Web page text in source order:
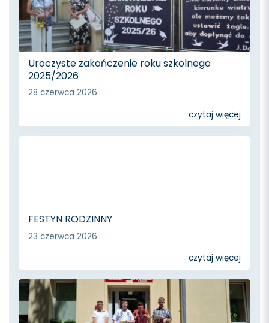
Uroczyste zakończenie roku szkolnego
2025/2026
28 czerwca 2026
czytaj więcej
FESTYN RODZINNY
23 czerwca 2026
czytaj więcej